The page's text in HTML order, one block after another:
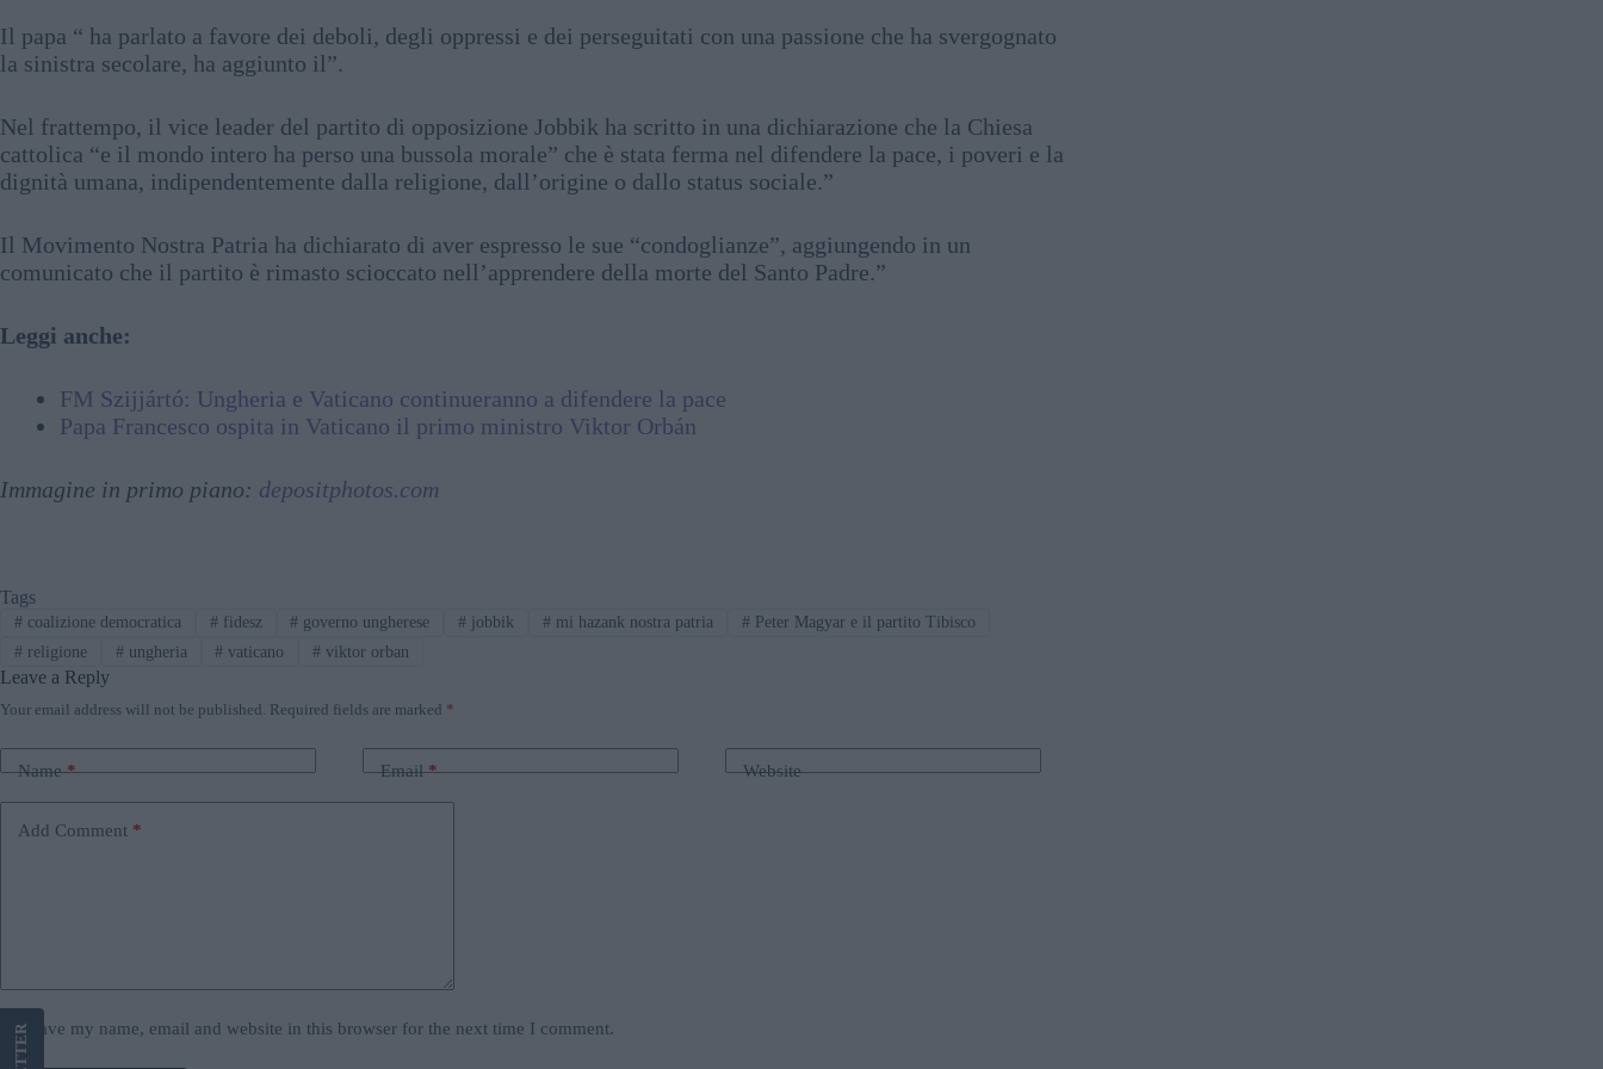
Il papa “ ha parlato a favore dei deboli, degli oppressi e dei perseguitati con una passione che ha svergognato
la sinistra secolare, ha aggiunto il”.
Nel frattempo, il vice leader del partito di opposizione Jobbik ha scritto in una dichiarazione che la Chiesa
cattolica “e il mondo intero ha perso una bussola morale” che è stata ferma nel difendere la pace, i poveri e la
dignità umana, indipendentemente dalla religione, dall’origine o dallo status sociale.”
Il Movimento Nostra Patria ha dichiarato di aver espresso le sue “condoglianze”, aggiungendo in un
comunicato che il partito è rimasto scioccato nell’apprendere della morte del Santo Padre.”
Leggi anche:
FM Szijjártó: Ungheria e Vaticano continueranno a difendere la pace
Papa Francesco ospita in Vaticano il primo ministro Viktor Orbán
Immagine in primo piano: depositphotos.com
Tags
#coalizione democratica #fidesz # governo ungherese # jobbik # mi hazank nostra patria #Peter Magyar e il partito Tibisco
#religione #ungheria # vaticano # viktor orban
Leave a Reply
Your email address will not be published. Required fields are marked *
Name* Email* Website
Add Comment *
Save my name, email and website in this browser for the next time I comment.
LETTER